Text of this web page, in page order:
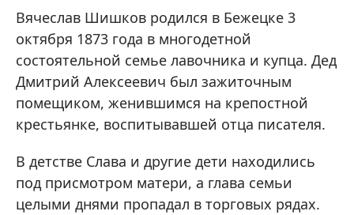
Вячеслав Шишков родился в Бежецке 3
октября 1873 года в многодетной
состоятельной семье лавочника и купца. Дед
Дмитрий Алексеевич был зажиточным
помещиком, женившимся на крепостной
крестьянке, воспитывавшей отца писателя.
В детстве Слава и другие дети находились
под присмотром матери, а глава семьи
целыми днями пропадал в торговых рядах.